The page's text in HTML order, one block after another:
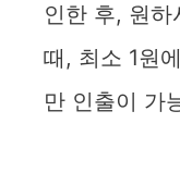
인한 후, 원하
때, 최소 1원
만 인출이 가